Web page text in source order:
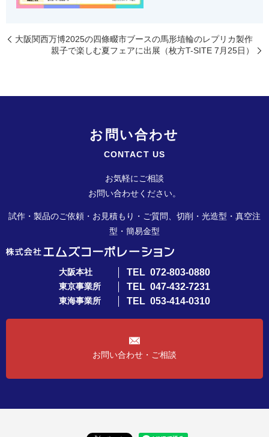
大阪関西万博2025の四條畷市ブースの馬形埴輪のレプリカ製作
親子で楽しむ夏フェアに出展（枚方T-SITE 7月25日）
お問い合わせ
CONTACT US
お気軽にご相談
お問い合わせください。
試作・製品のご依頼・お見積もり・ご質問、切削・光造型・真空注
型・簡易金型
大阪本社 TEL 072-803-0880
東京事業所 TEL 047-432-7231
東海事業所 TEL 053-414-0310
お問い合わせ・ご相談